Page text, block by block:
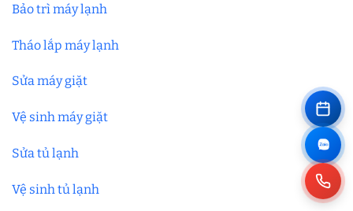
Bảo trì máy lạnh
Tháo lắp máy lạnh
Sửa máy giặt
Vệ sinh máy giặt
Sửa tủ lạnh
Vệ sinh tủ lạnh